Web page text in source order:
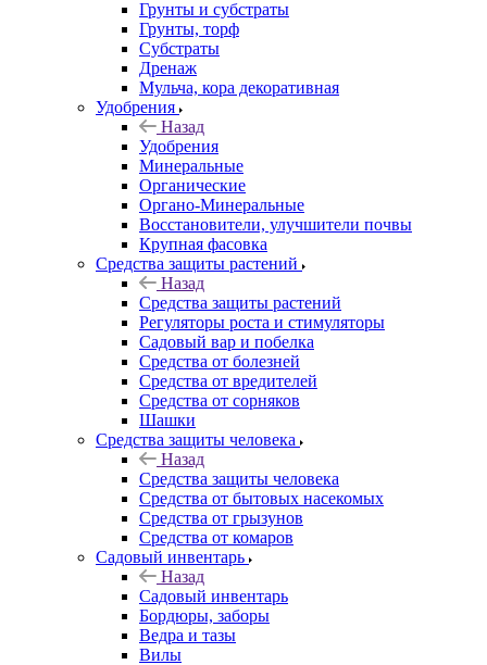
Грунты и субстраты
Грунты, торф
Субстраты
Дренаж
Мульча, кора декоративная
Удобрения
Назад
Удобрения
Минеральные
Органические
Органо-Минеральные
Восстановители, улучшители почвы
Крупная фасовка
Средства защиты растений
Назад
Средства защиты растений
Регуляторы роста и стимуляторы
Садовый вар и побелка
Средства от болезней
Средства от вредителей
Средства от сорняков
Шашки
Средства защиты человека
Назад
Средства защиты человека
Средства от бытовых насекомых
Средства от грызунов
Средства от комаров
Садовый инвентарь
Назад
Садовый инвентарь
Бордюры, заборы
Ведра и тазы
Вилы